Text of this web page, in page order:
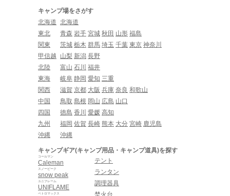
キャンプ場をさがす
北海道 北海道
東北
青森 岩手 宮城 秋田 山形 福島
関東
茨城 栃木 群馬 埼玉 千葉 東京 神奈川
甲信越
山梨 新潟 長野
北陸
富山 石川 福井
東海
岐阜 静岡 愛知 三重
関西
滋賀 京都 大阪 兵庫 奈良 和歌山
中国
鳥取 島根 岡山 広島 山口
四国
徳島 香川 愛媛 高知
九州
福岡 佐賀 長崎 熊本 大分 宮崎 鹿児島
沖縄
沖縄
キャンプギア(キャンプ用品・キャンプ道具)を探す
Caleman
コールマン
snow peak
スノーピーク
UNIFLAME
ユニフレーム
ペトロマックス
テント
ランタン
調理器具
焚火台